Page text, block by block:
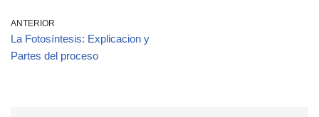
ANTERIOR
La Fotosíntesis: Explicacion y
Partes del proceso